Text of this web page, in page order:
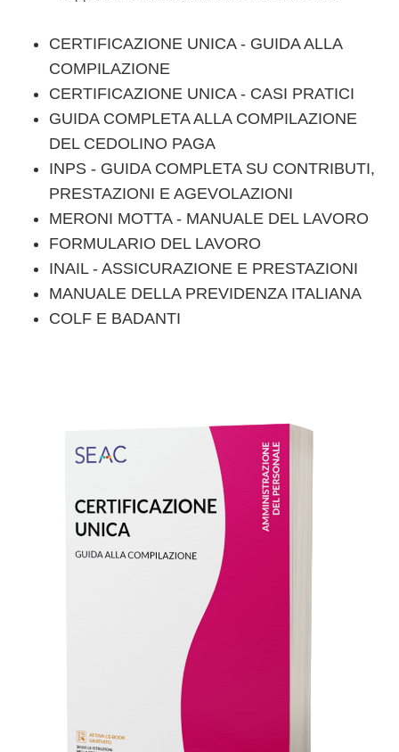
CERTIFICAZIONE UNICA - GUIDA ALLA
COMPILAZIONE
CERTIFICAZIONE UNICA - CASI PRATICI
GUIDA COMPLETA ALLA COMPILAZIONE
DEL CEDOLINO PAGA
INPS - GUIDA COMPLETA SU CONTRIBUTI,
PRESTAZIONI E AGEVOLAZIONI
MERONI MOTTA - MANUALE DEL LAVORO
FORMULARIO DEL LAVORO
INAIL - ASSICURAZIONE E PRESTAZIONI
MANUALE DELLA PREVIDENZA ITALIANA
COLF E BADANTI